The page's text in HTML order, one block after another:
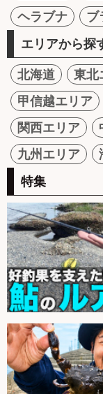
ヘラブナ
ブ
エリアから探
北海道 東北
甲信越エリア
関西エリア
九州エリア
特集